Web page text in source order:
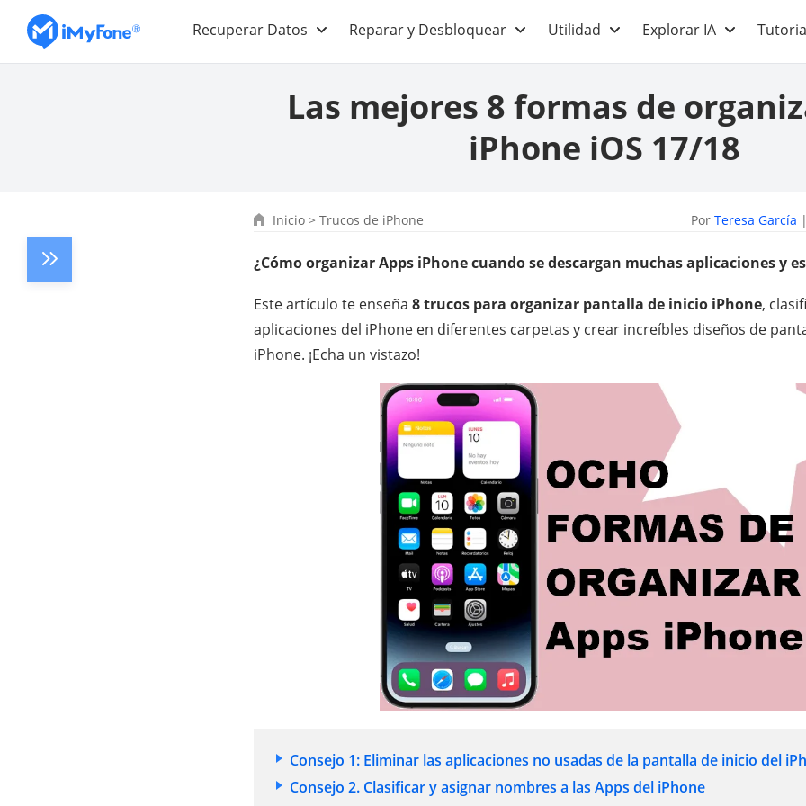
Recuperar Datos Reparar y Desbloquear Utilidad Explorar IA
Las mejores 8 formas de
iPhone iOS 17/18
Inicio > Trucos de iPhone Por Teresa García
¿Cómo organizar Apps iPhone cuando se descargan muchas aplicaciones y
Este artículo te enseña 8 trucos para organizar pantalla de inicio iPhone,
aplicaciones del iPhone en diferentes carpetas y crear increíbles diseños de
iPhone. ¡Echa un vistazo!
Consejo 1: Eliminar las aplicaciones no usadas de la pantalla de inicio del
Consejo 2. Clasificar y asignar nombres a las Apps del iPhone